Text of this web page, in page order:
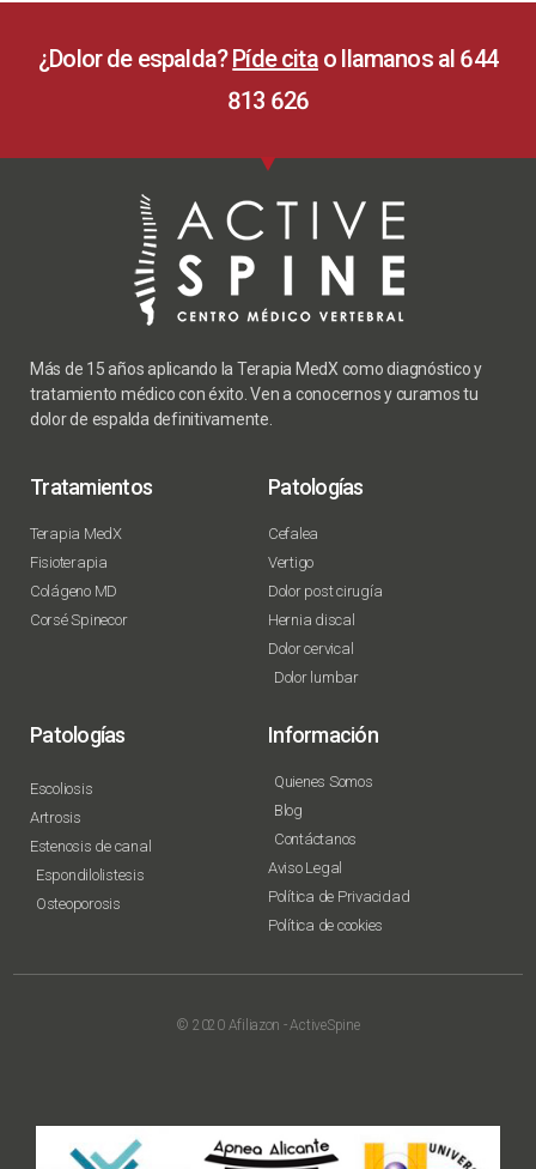
¿Dolor de espalda? Píde citao llamanos al 644
813 626
Más de 15 años aplicando la Terapia MedX como diagnóstico y
tratamiento médico con éxito. Ven a conocernos y curamos tu
dolor de espalda definitivamente.
Tratamientos
Terapia MedX
Fisioterapia
Colágeno MD
Corsé Spinecor
Patologías
Cefalea
Vertigo
Dolor post cirugía
Hernia discal
Dolor cervical
Dolor lumbar
Patologías
Escoliosis
Artrosis
Estenosis de canal
Espondilolistesis
Osteoporosis
Información
Quienes Somos
Blog
Contáctanos
Aviso Legal
Política de Privacidad
Política de cookies
© 2020 Afiliazon - ActiveSpine